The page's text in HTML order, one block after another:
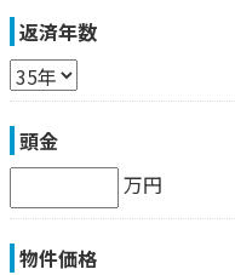
返済年数
頭金
万円
物件価格